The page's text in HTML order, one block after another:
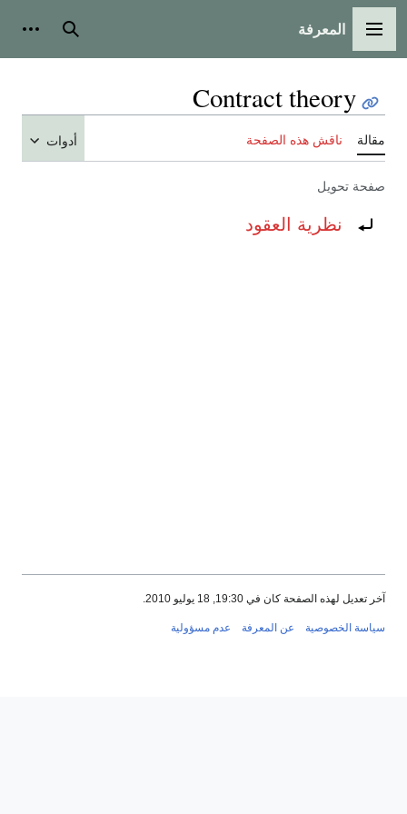
القائمة الرئيسية
المعرفة بحث
Contract theory
مقالة ناقش هذه الصفحة أدوات
صفحة تحويل
تحويل إلى:نظرية العقود
آخر تعديل لهذه الصفحة كان في 19:30, 18 يوليو 2010.
سياسة الخصوصية عن المعرفة عدم مسؤولية